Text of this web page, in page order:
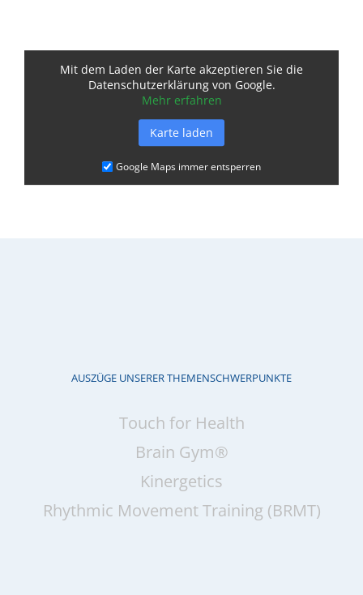
Mit dem Laden der Karte akzeptieren Sie die
Datenschutzerklärung von Google.
Mehr erfahren
Karte laden
Google Maps immer entsperren
AUSZÜGE UNSERER THEMENSCHWERPUNKTE
Touch for Health
Brain Gym®
Kinergetics
Rhythmic Movement Training (BRMT)